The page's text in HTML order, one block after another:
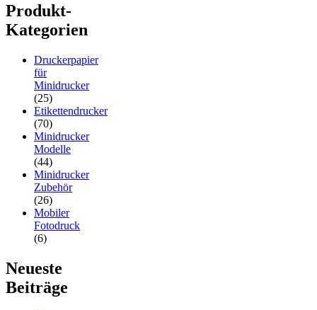
Produkt-
Kategorien
Druckerpapier
für
Minidrucker
(25)
Etikettendrucker
(70)
Minidrucker
Modelle
(44)
Minidrucker
Zubehör
(26)
Mobiler
Fotodruck
(6)
Neueste
Beiträge